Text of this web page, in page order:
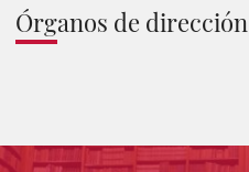
Órganos de dirección